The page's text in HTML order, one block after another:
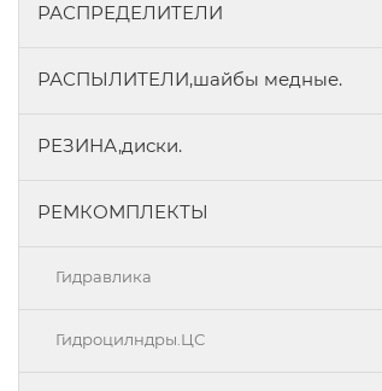
РАСПРЕДЕЛИТЕЛИ
РАСПЫЛИТЕЛИ,шайбы медные.
РЕЗИНА,диски.
РЕМКОМПЛЕКТЫ
Гидравлика
Гидроцилндры.ЦС